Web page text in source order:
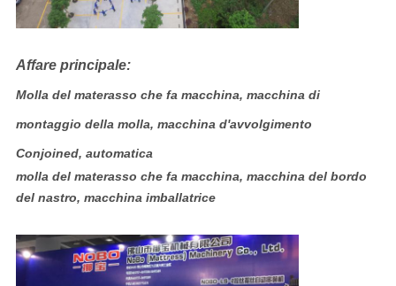
Affare principale:
Molla del materasso che fa macchina, macchina di
montaggio della molla, macchina d'avvolgimento
Conjoined, automatica
molla del materasso che fa macchina, macchina del bordo
del nastro, macchina imballatrice